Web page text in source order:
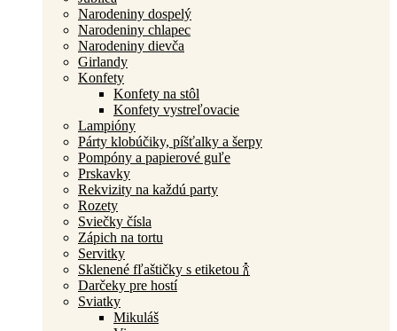
Narodeniny dospelý
Narodeniny chlapec
Narodeniny dievča
Girlandy
Konfety
Konfety na stôl
Konfety vystreľovacie
Lampióny
Párty klobúčiky, píšťalky a šerpy
Pompóny a papierové guľe
Prskavky
Rekvizity na každú party
Rozety
Sviečky čísla
Zápich na tortu
Servitky
Sklenené fľaštičky s etiketou 🍾
Darčeky pre hostí
Sviatky
Mikuláš